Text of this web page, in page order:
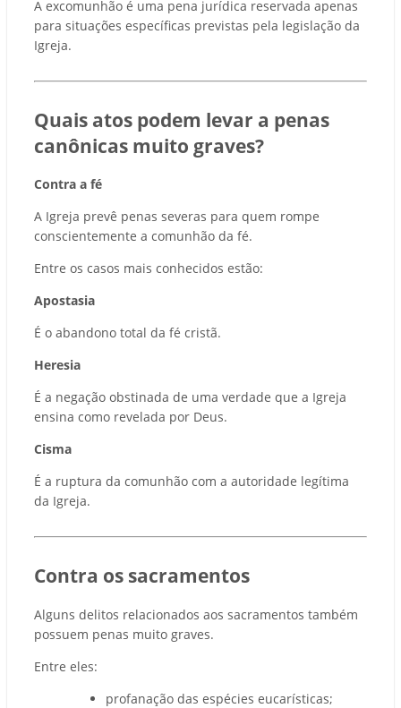
A excomunhão é uma pena jurídica reservada apenas
para situações específicas previstas pela legislação da
Igreja.
Quais atos podem levar a penas
canônicas muito graves?
Contra a fé
A Igreja prevê penas severas para quem rompe
conscientemente a comunhão da fé.
Entre os casos mais conhecidos estão:
Apostasia
É o abandono total da fé cristã.
Heresia
É a negação obstinada de uma verdade que a Igreja
ensina como revelada por Deus.
Cisma
É a ruptura da comunhão com a autoridade legítima
da Igreja.
Contra os sacramentos
Alguns delitos relacionados aos sacramentos também
possuem penas muito graves.
Entre eles:
profanação das espécies eucarísticas;